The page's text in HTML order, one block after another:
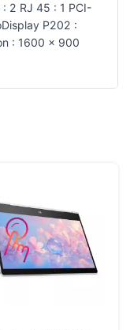
2 RJ 45 : 1 PCI-
P202 :
: 1600 x 900